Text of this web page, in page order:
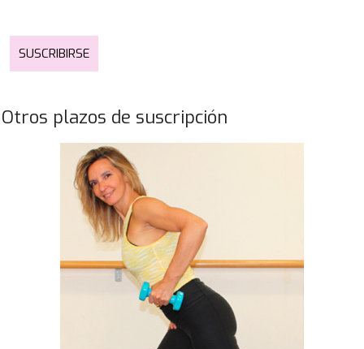
SUSCRIBIRSE
Otros plazos de suscripción